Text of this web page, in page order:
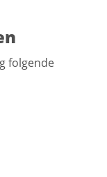
folgende